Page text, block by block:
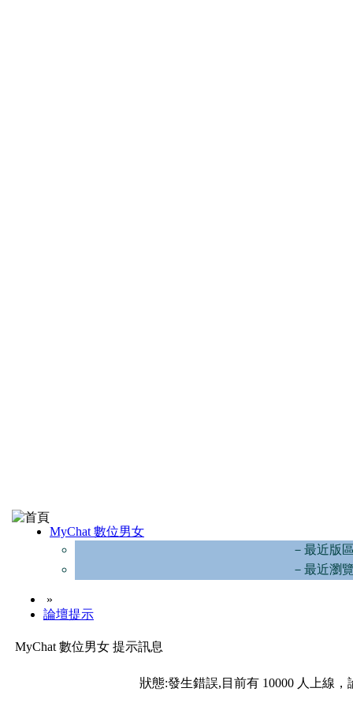
MyChat 數位男女
－最近版
－最近瀏
»
論壇提示
MyChat 數位男女 提示訊息
狀態:發生錯誤,目前有 10000 人上線